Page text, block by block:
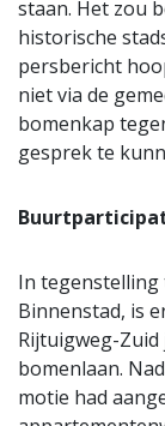
staan. Het zou
historische
persbericht
niet via de
bomenkap
gesprek te
In
Binnenstad, is
Rijtuigweg-
bomenlaan.
motie had